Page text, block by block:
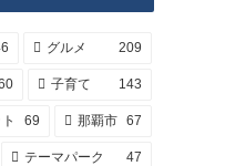
グルメ 209
子育て 143
69 那覇市 67
テーマパーク 47